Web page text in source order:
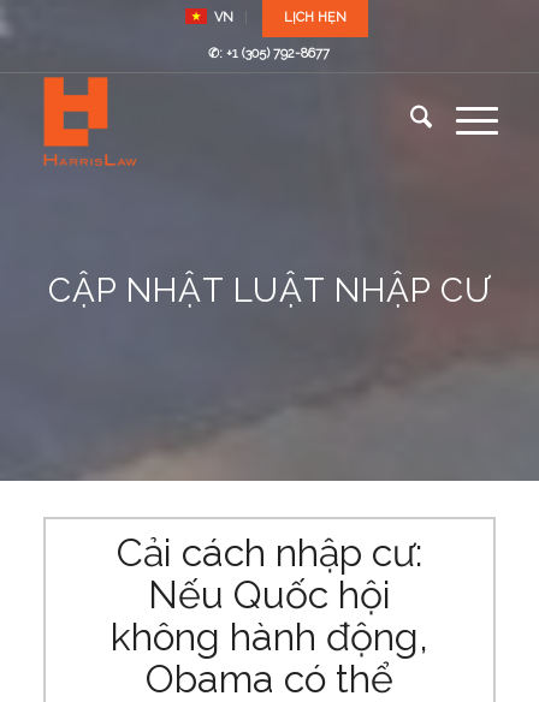
VN LỊCH HẸN
✆: +1 (305) 792-8677
CẬP NHẬT LUẬT NHẬP CƯ
Cải cách nhập cư:
Nếu Quốc hội
không hành động,
Obama có thể